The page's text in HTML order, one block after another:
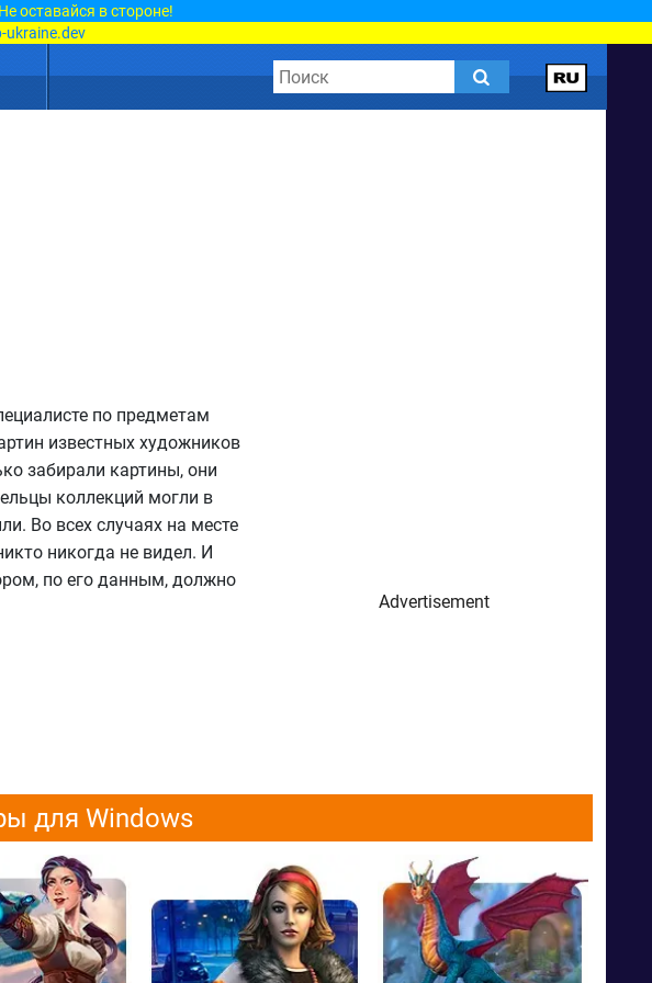
оставайся в стороне!
ukraine.dev
по предметам
известных художников
забирали картины, они
коллекций могли в
Во всех случаях на месте
никогда не видел. И
по его данным, должно
Advertisement
для Windows